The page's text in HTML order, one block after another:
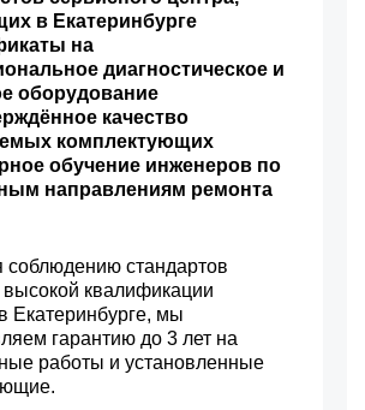
в Екатеринбурге
на
диагностическое и
оборудование
качество
комплектующих
обучение инженеров по
направлениям ремонта
соблюдению стандартов
квалификации
Екатеринбурге, мы
гарантию до 3 лет на
работы и установленные